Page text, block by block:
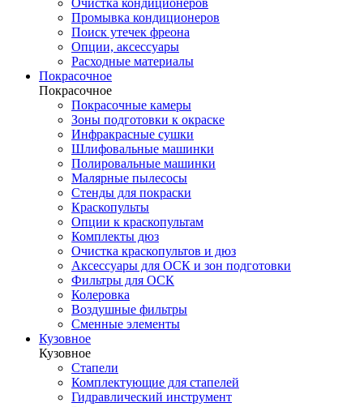
Очистка кондиционеров
Промывка кондиционеров
Поиск утечек фреона
Опции, аксессуары
Расходные материалы
Покрасочное
Покрасочное
Покрасочные камеры
Зоны подготовки к окраске
Инфракрасные сушки
Шлифовальные машинки
Полировальные машинки
Малярные пылесосы
Стенды для покраски
Краскопульты
Опции к краскопультам
Комплекты дюз
Очистка краскопультов и дюз
Аксессуары для ОСК и зон подготовки
Фильтры для ОСК
Колеровка
Воздушные фильтры
Сменные элементы
Кузовное
Кузовное
Стапели
Комплектующие для стапелей
Гидравлический инструмент